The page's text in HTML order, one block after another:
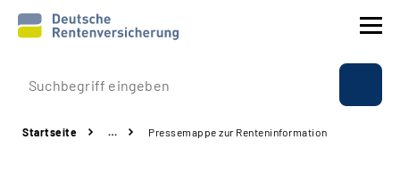
Prävention
Startseite … Pressemappe zur Renteninformation